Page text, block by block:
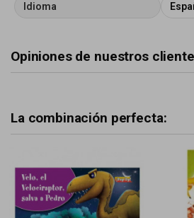
Idioma
Opiniones de nuestros
La combinación perfecta: